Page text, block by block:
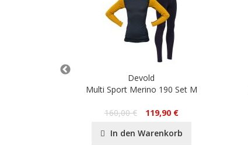
Devold
Multi Sport Merino 190 Set M
160,00 €
119,90 €
In den Warenkorb